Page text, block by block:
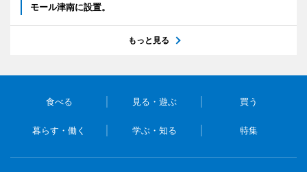
モール津南に設置。
もっと見る
食べる 見る・遊ぶ 買う
暮らす・働く 学ぶ・知る 特集